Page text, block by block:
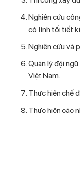
Nghiên cứu
có tính tối tiết
Nghiên cứu và
Quản lý đội
Việt Nam.
Thực hiện chế
Thực hiện các